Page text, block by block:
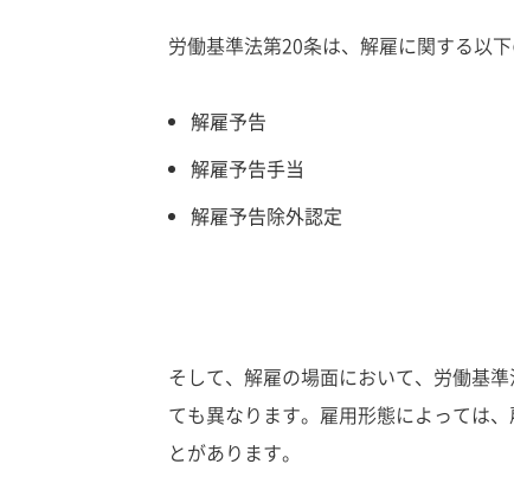
労働基準法第20条は、解雇に関する以
解雇予告
解雇予告手当
解雇予告除外認定
そして、解雇の場面において、労働基
ても異なります。雇用形態によっては
とがあります。